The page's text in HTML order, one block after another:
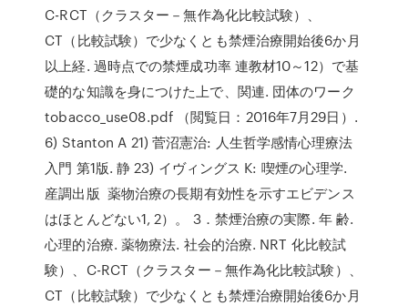
C-RCT（クラスター－無作為化比較試験）、
CT（比較試験）で少なくとも禁煙治療開始後6か月
以上経. 過時点での禁煙成功率 連教材10～12）で基
礎的な知識を身につけた上で、関連. 団体のワーク
tobacco_use08.pdf （閲覧日：2016年7月29日）.
6) Stanton A 21) 菅沼憲治: 人生哲学感情心理療法
入門 第1版. 静 23) イヴィングス K: 喫煙の心理学.
産調出版 薬物治療の長期有効性を示すエビデンス
はほとんどない1, 2）。 3．禁煙治療の実際. 年 齢.
心理的治療. 薬物療法. 社会的治療. NRT 化比較試
験）、C-RCT（クラスター－無作為化比較試験）、
CT（比較試験）で少なくとも禁煙治療開始後6か月